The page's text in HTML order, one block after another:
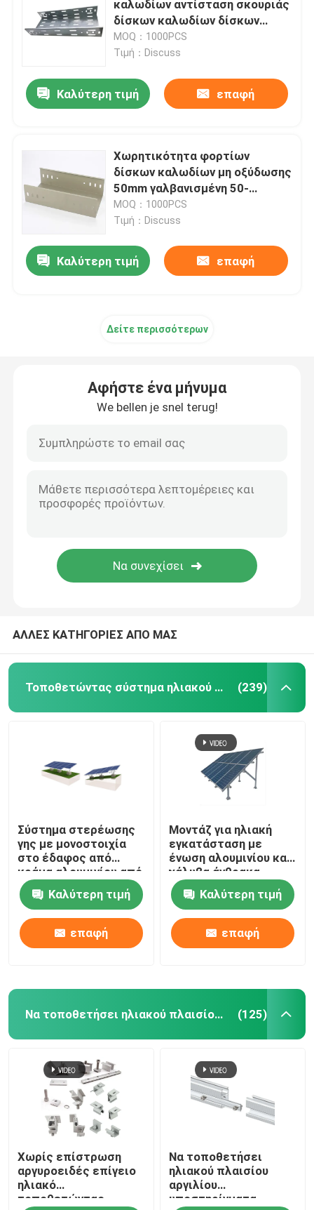
Μεταλλικές υδρορροές στέγης
Γαλβανισμένος δίσκος καλωδίων
καλωδίων αντίσταση σκουριάς
δίσκων καλωδίων δίσκων
ηλεκτρική
MOQ：1000PCS
Τιμή：Discuss
Καλύτερη τιμή επαφή
Χωρητικότητα φορτίων
δίσκων καλωδίων μη οξύδωσης
50mm γαλβανισμένη 50-
100kg/M2
MOQ：1000PCS
Τιμή：Discuss
Καλύτερη τιμή επαφή
Δείτε περισσότερων
Αφήστε ένα μήνυμα
We bellen je snel terug!
ΑΛΛΕΣ ΚΑΤΗΓΟΡΙΕΣ ΑΠΟ ΜΑΣ
Τοποθετώντας σύστημα ηλιακού πλαισίου (239)
Σύστημα στερέωσης
γης με μονοστοιχία
στο έδαφος από
κράμα αλουμινίου από
χάλυβα άνθρακα
Καλύτερη τιμή
επαφή
Μοντάζ για ηλιακή
εγκατάσταση με
ένωση αλουμινίου και
χάλυβα άνθρακα
Καλύτερη τιμή
επαφή
Να τοποθετήσει ηλιακού πλαισίου υποστηρίγματα (125)
Χωρίς επίστρωση
αργυροειδές επίγειο
ηλιακό
τοποθετώντας
Να τοποθετήσει
ηλιακού πλαισίου
αργιλίου
υποστηρίγματα